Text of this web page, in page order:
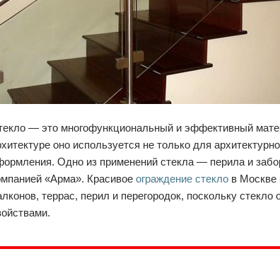
— это многофункциональный и эффективный
оно используется не только для
Одно из применений стекла — перила и
«Арма». Красивое ограждение стекло в Москве
террас, перил и перегородок, поскольку